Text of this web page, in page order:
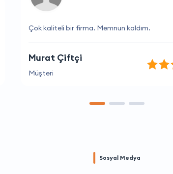
Çok kaliteli bir firma. Memnun kaldım.
Murat Çiftçi
Müşteri
Sosyal Medya